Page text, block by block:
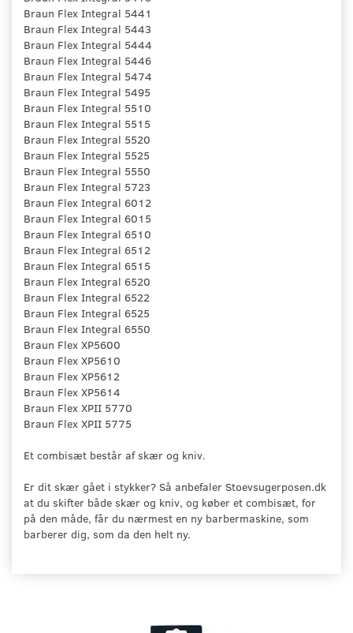
Braun Flex Integral 5441
Braun Flex Integral 5443
Braun Flex Integral 5444
Braun Flex Integral 5446
Braun Flex Integral 5474
Braun Flex Integral 5495
Braun Flex Integral 5510
Braun Flex Integral 5515
Braun Flex Integral 5520
Braun Flex Integral 5525
Braun Flex Integral 5550
Braun Flex Integral 5723
Braun Flex Integral 6012
Braun Flex Integral 6015
Braun Flex Integral 6510
Braun Flex Integral 6512
Braun Flex Integral 6515
Braun Flex Integral 6520
Braun Flex Integral 6522
Braun Flex Integral 6525
Braun Flex Integral 6550
Braun Flex XP5600
Braun Flex XP5610
Braun Flex XP5612
Braun Flex XP5614
Braun Flex XPII 5770
Braun Flex XPII 5775
Et combisæt består af skær og kniv.
Er dit skær gået i stykker? Så anbefaler Stoevsugerposen.dk
at du skifter både skær og kniv, og køber et combisæt, for
på den måde, får du nærmest en ny barbermaskine, som
barberer dig, som da den helt ny.